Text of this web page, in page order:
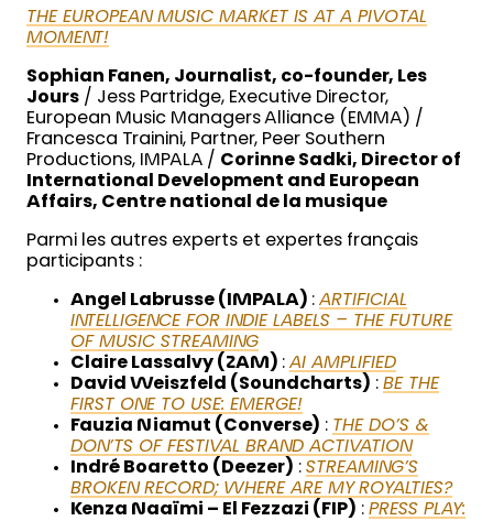
THE EUROPEAN MUSIC MARKET IS AT A PIVOTAL
MOMENT!
Sophian Fanen, Journalist, co-founder, Les
Jours / Jess Partridge, Executive Director,
European Music Managers Alliance (EMMA) /
Francesca Trainini, Partner, Peer Southern
Productions, IMPALA / Corinne Sadki, Director of
International Development and European
Affairs, Centre national de la musique
Parmi les autres experts et expertes français
participants :
Angel Labrusse (IMPALA) : ARTIFICIAL
INTELLIGENCE FOR INDIE LABELS – THE FUTURE
OF MUSIC STREAMING
Claire Lassalvy (2AM) : AI AMPLIFIED
David Weiszfeld (Soundcharts) : BE THE
FIRST ONE TO USE: EMERGE!
Fauzia Niamut (Converse) : THE DO’S &
DON’TS OF FESTIVAL BRAND ACTIVATION
Indré Boaretto (Deezer) : STREAMING’S
BROKEN RECORD; WHERE ARE MY ROYALTIES?
Kenza Naaïmi – El Fezzazi (FIP) : PRESS PLAY: